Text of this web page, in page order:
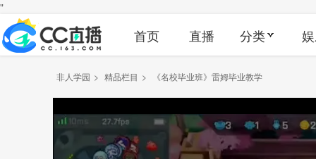
"
首页 直播 分类
非人学园 > 精品栏目 > 《名校毕业班》雷姆毕业教学